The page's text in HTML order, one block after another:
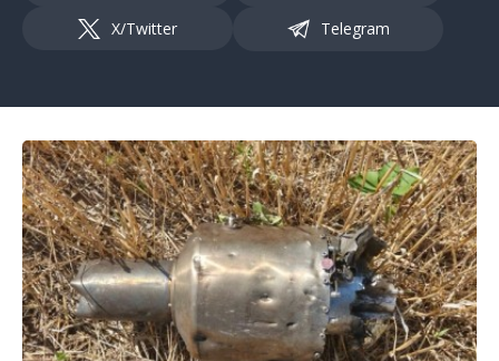
X/Twitter Telegram